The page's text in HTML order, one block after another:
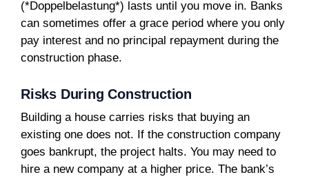
(*Doppelbelastung*) lasts until you move in. Banks
can sometimes offer a grace period where you only
pay interest and no principal repayment during the
construction phase.
Risks During Construction
Building a house carries risks that buying an
existing one does not. If the construction company
goes bankrupt, the project halts. You may need to
hire a new company at a higher price. The bank’s